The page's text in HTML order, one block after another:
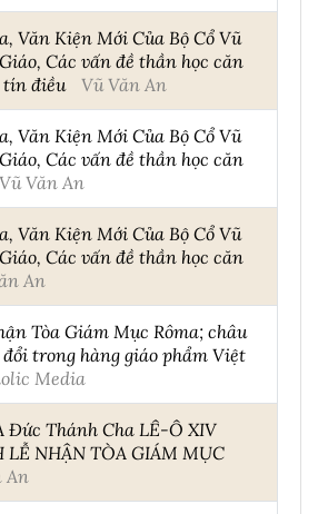
Văn Kiện Mới Của Bộ Cổ Vũ
Các vấn đề thần học căn
tín điều
Vũ Văn An
Văn Kiện Mới Của Bộ Cổ Vũ
Các vấn đề thần học căn
Vũ Văn An
Văn Kiện Mới Của Bộ Cổ Vũ
Các vấn đề thần học căn
An
Tòa Giám Mục Rôma; châu
trong hàng giáo phẩm Việt
Media
Đức Thánh Cha LÊ-Ô XIV
LỄ NHẬN TÒA GIÁM MỤC
An